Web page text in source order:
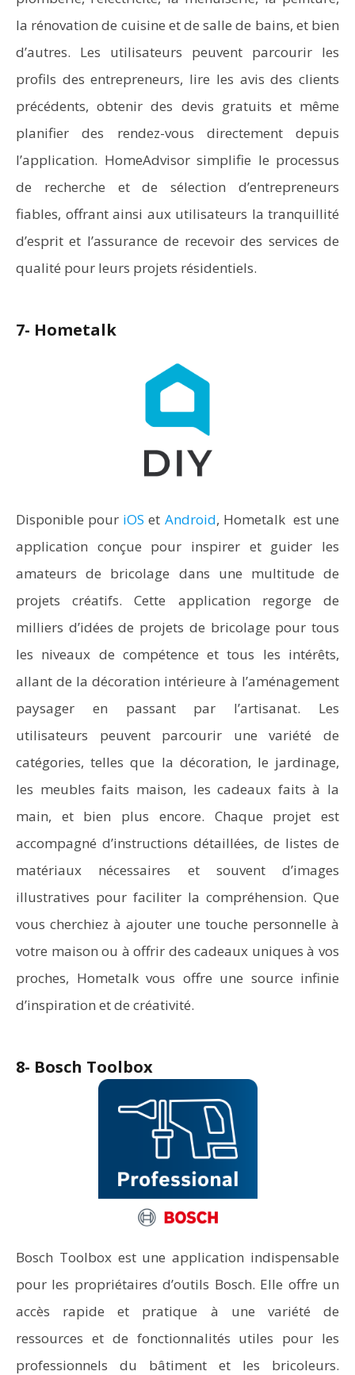
la rénovation de cuisine et de salle de bains, et bien
d’autres. Les utilisateurs peuvent parcourir les
profils des entrepreneurs, lire les avis des clients
précédents, obtenir des devis gratuits et même
planifier des rendez-vous directement depuis
l’application. HomeAdvisor simplifie le processus
de recherche et de sélection d’entrepreneurs
fiables, offrant ainsi aux utilisateurs la tranquillité
d’esprit et l’assurance de recevoir des services de
qualité pour leurs projets résidentiels.
7- Hometalk
Disponible pour iOS et Android, Hometalk est une
application conçue pour inspirer et guider les
amateurs de bricolage dans une multitude de
projets créatifs. Cette application regorge de
milliers d’idées de projets de bricolage pour tous
les niveaux de compétence et tous les intérêts,
allant de la décoration intérieure à l’aménagement
paysager en passant par l’artisanat. Les
utilisateurs peuvent parcourir une variété de
catégories, telles que la décoration, le jardinage,
les meubles faits maison, les cadeaux faits à la
main, et bien plus encore. Chaque projet est
accompagné d’instructions détaillées, de listes de
matériaux nécessaires et souvent d’images
illustratives pour faciliter la compréhension. Que
vous cherchiez à ajouter une touche personnelle à
votre maison ou à offrir des cadeaux uniques à vos
proches, Hometalk vous offre une source infinie
d’inspiration et de créativité.
8- Bosch Toolbox
Bosch Toolbox est une application indispensable
pour les propriétaires d’outils Bosch. Elle offre un
accès rapide et pratique à une variété de
ressources et de fonctionnalités utiles pour les
professionnels du bâtiment et les bricoleurs.